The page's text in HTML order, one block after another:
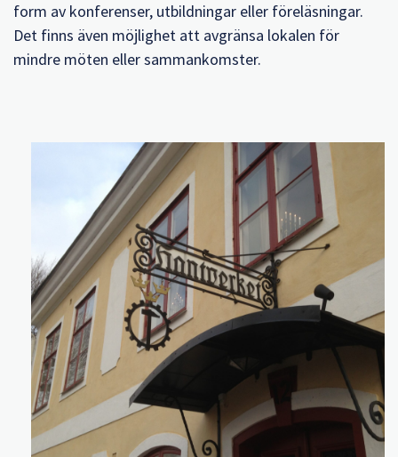
form av konferenser, utbildningar eller föreläsningar.
Det finns även möjlighet att avgränsa lokalen för
mindre möten eller sammankomster.
Klicka för att förstora